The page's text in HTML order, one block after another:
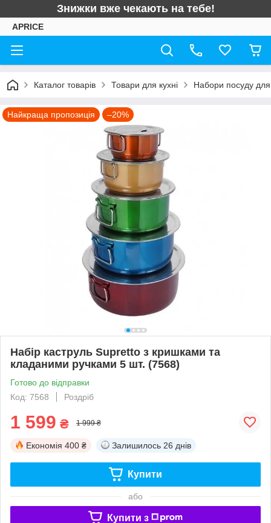
Знижки вже чекають на тебе!
APRICE
Каталог товарів Товари для кухні Набори посуду для
Найкраща пропозиція –20%
Набір каструль Supretto з кришками та
кладаними ручками 5 шт. (7568)
Готово до відправки
Код: 7568
Роздріб
1 599 ₴ 1 999 ₴
Економія 400 ₴ Залишилось 26 днів
Купити
або
Купити з